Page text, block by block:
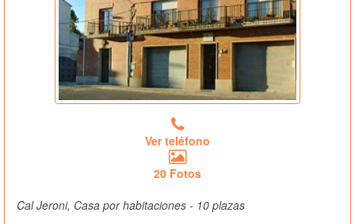
Ver teléfono
20 Fotos
Cal Jeroni, Casa por habitaciones - 10 plazas